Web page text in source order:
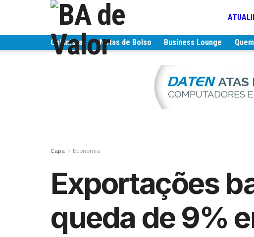
Colunistas Notas de Bolso Business Lounge
Capa Economia
Exportações
queda de 9%